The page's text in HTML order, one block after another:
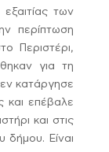
των
περίπτωση
Περιστέρι,
για τη
κατάργησε
και επέβαλε
και στις
δήμου. Είναι